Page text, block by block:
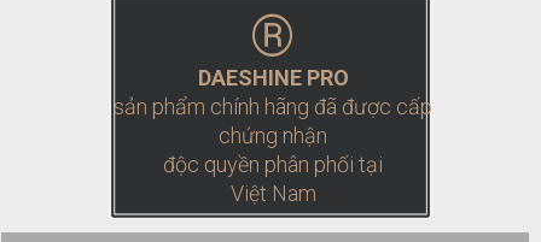
®
DAESHINE PRO
sản phẩm chính hãng đã được cấp
chứng nhận
độc quyền phân phối tại
Việt Nam